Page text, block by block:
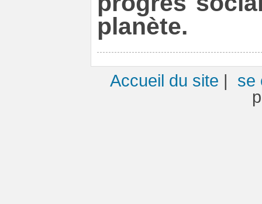
planète.
Accueil du site | se